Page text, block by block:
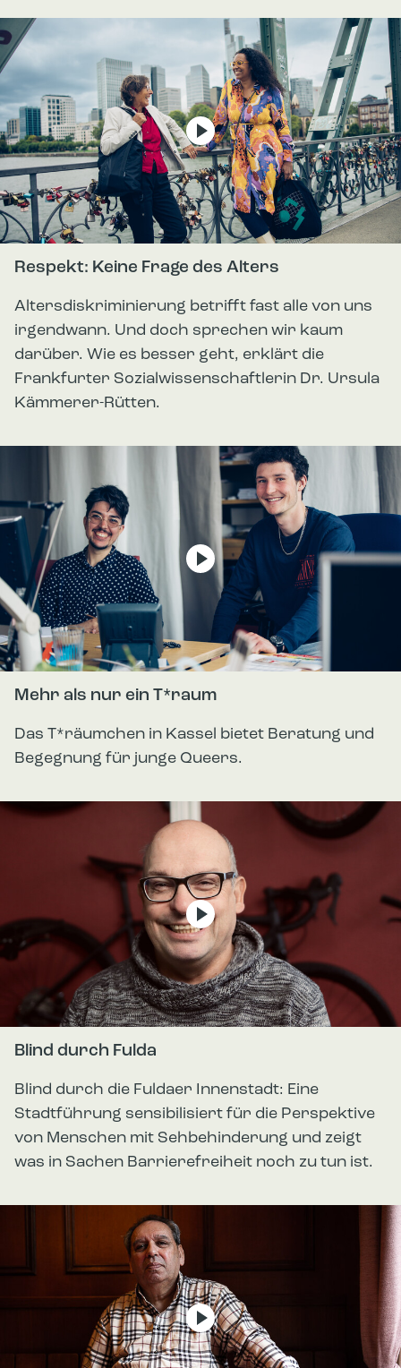
Respekt: Keine Frage des Alters
Altersdiskriminierung betrifft fast alle von uns
irgendwann. Und doch sprechen wir kaum
darüber. Wie es besser geht, erklärt die
Frankfurter Sozialwissenschaftlerin Dr. Ursula
Kämmerer-Rütten.
Mehr als nur ein T*raum
Das T*räumchen in Kassel bietet Beratung und
Begegnung für junge Queers.
Blind durch Fulda
Blind durch die Fuldaer Innenstadt: Eine
Stadtführung sensibilisiert für die Perspektive
von Menschen mit Sehbehinderung und zeigt
was in Sachen Barrierefreiheit noch zu tun ist.